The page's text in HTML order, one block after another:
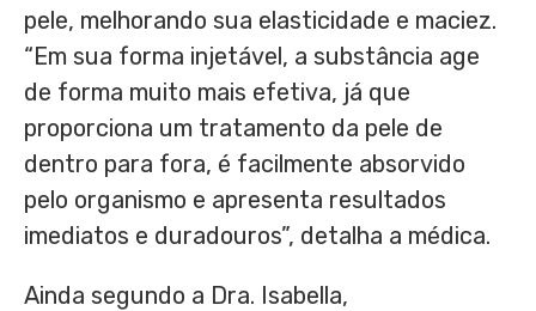
pele, melhorando sua elasticidade e maciez.
“Em sua forma injetável, a substância age
de forma muito mais efetiva, já que
proporciona um tratamento da pele de
dentro para fora, é facilmente absorvido
pelo organismo e apresenta resultados
imediatos e duradouros”, detalha a médica.
Ainda segundo a Dra. Isabella,